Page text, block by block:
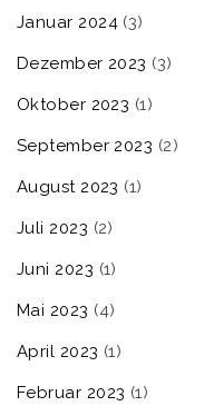
Januar 2024(3)
Dezember 2023 (3)
Oktober 2023 (1)
September 2023 (2)
August 2023 (1)
Juli 2023 (2)
Juni 2023 (1)
Mai 2023 (4)
April 2023 (1)
Februar 2023 (1)